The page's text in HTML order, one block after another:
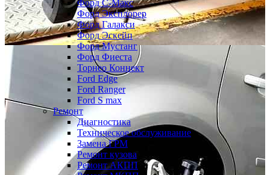
Форд С-Макс
Форд Эксплорер
Форд Галакси
Форд Эскейп
Форд Мустанг
Форд Фиеста
Торнео Коннект
Ford Edge
Ford Ranger
Ford S max
Ремонт
Диагностика
Техническое обслуживание
Замена ГРМ
Ремонт кузова
Ремонт АКПП